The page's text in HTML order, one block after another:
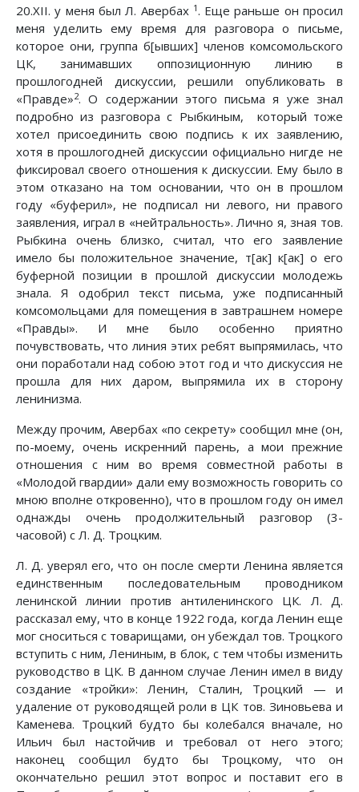
20.XII. у меня был Л. Авербах 1. Еще раньше он просил
меня уделить ему время для разговора о письме,
которое они, группа б[ывших] членов комсомольского
ЦК, занимавших оппозиционную линию в
прошлогодней дискуссии, решили опубликовать в
«Правде»2. О содержании этого письма я уже знал
подробно из разговора с Рыбкиным, который тоже
хотел присоединить свою подпись к их заявлению,
хотя в прошлогодней дискуссии официально нигде не
фиксировал своего отношения к дискуссии. Ему было в
этом отказано на том основании, что он в прошлом
году «буферил», не подписал ни левого, ни правого
заявления, играл в «нейтральность». Лично я, зная тов.
Рыбкина очень близко, считал, что его заявление
имело бы положительное значение, т[ак] к[ак] о его
буферной позиции в прошлой дискуссии молодежь
знала. Я одобрил текст письма, уже подписанный
комсомольцами для помещения в завтрашнем номере
«Правды». И мне было особенно приятно
почувствовать, что линия этих ребят выпрямилась, что
они поработали над собою этот год и что дискуссия не
прошла для них даром, выпрямила их в сторону
ленинизма.
Между прочим, Авербах «по секрету» сообщил мне (он,
по-моему, очень искренний парень, а мои прежние
отношения с ним во время совместной работы в
«Молодой гвардии» дали ему возможность говорить со
мною вполне откровенно), что в прошлом году он имел
однажды очень продолжительный разговор (3-
часовой) с Л. Д. Троцким.
Л. Д. уверял его, что он после смерти Ленина является
единственным последовательным проводником
ленинской линии против антиленинского ЦК. Л. Д.
рассказал ему, что в конце 1922 года, когда Ленин еще
мог сноситься с товарищами, он убеждал тов. Троцкого
вступить с ним, Лениным, в блок, с тем чтобы изменить
руководство в ЦК. В данном случае Ленин имел в виду
создание «тройки»: Ленин, Сталин, Троцкий — и
удаление от руководящей роли в ЦК тов. Зиновьева и
Каменева. Троцкий будто бы колебался вначале, но
Ильич был настойчив и требовал от него этого;
наконец сообщил будто бы Троцкому, что он
окончательно решил этот вопрос и поставит его в